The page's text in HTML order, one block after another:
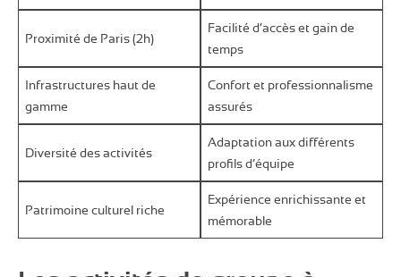
Proximité de Paris (2h)
Facilité d’accès et gain de
temps
Infrastructures haut de
gamme
Confort et professionnalisme
assurés
Diversité des activités
Adaptation aux différents
profils d’équipe
Patrimoine culturel riche
Expérience enrichissante et
mémorable